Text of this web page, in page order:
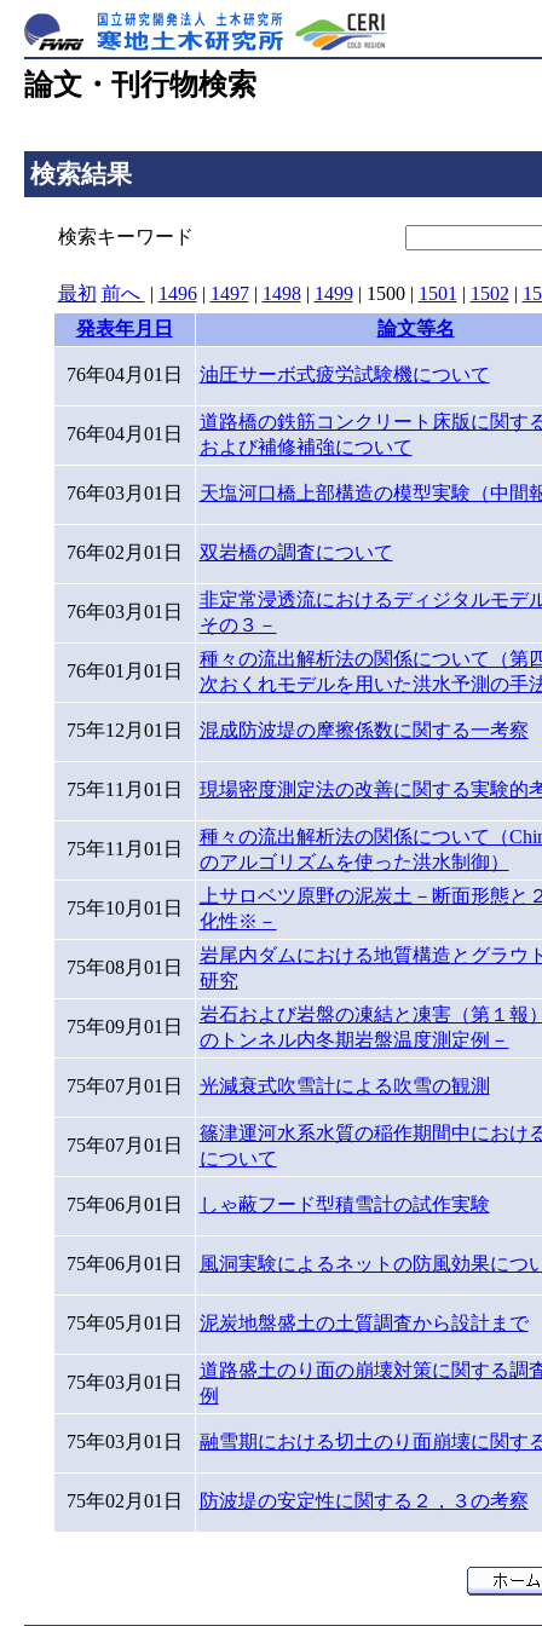
論文・刊行物検索
検索結果
検索キーワード
最初 前へ | 1496| 1497| 1498| 1499| 1500| 1501 | 1502 |
発表年月日
論文等名
76年04月01日 油圧サーボ式疲労試験機について
76年04月01日
道路橋の鉄筋コンクリート床版に関す
および補修補強について
76年03月01日 天塩河口橋上部構造の模型実験（中間
76年02月01日 双岩橋の調査について
76年03月01日
非定常浸透流におけるディジタルモデ
その３－
76年01月01日
種々の流出解析法の関係について（第
次おくれモデルを用いた洪水予測の手
75年12月01日 混成防波堤の摩擦係数に関する一考察
75年11月01日 現場密度測定法の改善に関する実験的
75年11月01日
種々の流出解析法の関係について（
のアルゴリズムを使った洪水制御）
75年10月01日
上サロベツ原野の泥炭土－断面形態と
化性※－
75年08月01日
岩尾内ダムにおける地質構造とグラウ
研究
75年09月01日
岩石および岩盤の凍結と凍害（第１報
のトンネル内冬期岩盤温度測定例－
75年07月01日 光減衰式吹雪計による吹雪の観測
75年07月01日
篠津運河水系水質の稲作期間中におけ
について
75年06月01日 しゃ蔽フード型積雪計の試作実験
75年06月01日 風洞実験によるネットの防風効果につ
75年05月01日 泥炭地盤盛土の土質調査から設計まで
75年03月01日
道路盛土のり面の崩壊対策に関する調
例
75年03月01日 融雪期における切土のり面崩壊に関す
75年02月01日 防波堤の安定性に関する２，３の考察